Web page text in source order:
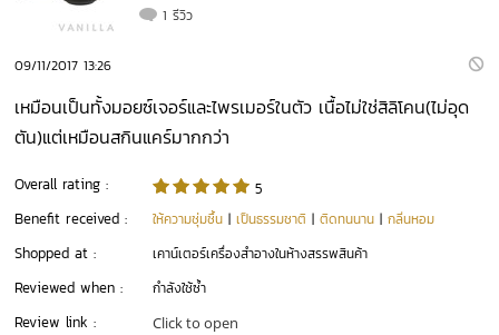
1 รีวิว
09/11/2017 13:26
เหมือนเป็นทั้งมอยซ์เจอร์และไพรเมอร์ในตัว เนื้อไม่ใช่สิลิโคน(ไม่อุด
ตัน)แต่เหมือนสกินแคร์มากกว่า
Overall rating :
5
Benefit received :
ให้ความชุ่มชื้น |เป็นธรรมชาติ |ติดทนนาน |กลิ่นหอม
Shopped at : เคาน์เตอร์เครื่องสำอางในห้างสรรพสินค้า
Reviewed when : กำลังใช้ซ้ำ
Review link : Click to open